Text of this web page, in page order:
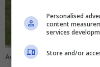
Addio Lazio: colpaccio per
Personalised
content
services
Store and/or